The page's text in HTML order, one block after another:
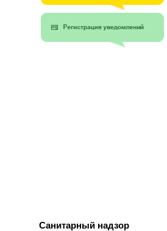
Санитарный надзор